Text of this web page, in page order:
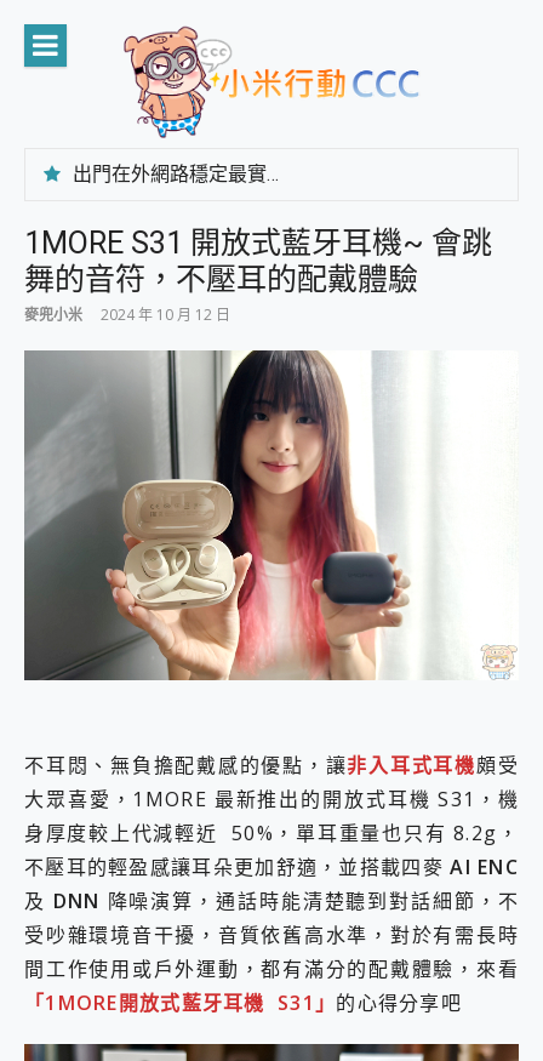
content
出門在外網路穩定最實在 「台灣大哥大」榮獲 4G/5G 在線率全球 NO.3 全台第一與全台六冠王實測心得，走到哪順到哪！
CP 值天花板~ Bongcom BS5 足球君開箱~ 短焦投影機 3千元就能擁有！ 折扣碼在這～
專為 PC上的 XBOX和掌機設計的 FireCuda X1070 SSD 固態硬碟開箱 評測
台灣製攝影機在這裡，100%全無線設計 SpotCam Solo Eco 太陽能防水雲端攝影機 SpotCam Solo 3 2.5K高畫質戶外攝影機 開箱 評測
防窺黑科技 Galaxy S26 Ultra系列保護貼怎麼選？imos AR 低反光玻璃、藍寶石鏡頭貼與軍規防摔殼完整開箱評價
AI 支付 一錶搞定大小事 Xiaomi Watch 5 開箱 評測
超驚艷 讓人一眼就愛上 LENOVO 聯想 Yoga Book 9 14吋 AI輕薄筆電 開箱 評測
美到讓人超想擁有 moto pad 60 系列 與 Moto | Swarovski razr 60 冰藍限定版本 開箱 評測
好用的 EaseUS Partition Master 讓您輕鬆的移除與格式化有防寫保護的隨身碟或SD卡
一鍵修復模糊影片、舊照的 AI 好幫手! VideoProc Converter AI 新版全解析 × 年末優惠，一篇全看懂
開箱~變身「蜘蛛人」椅子軍師！MSI MPG 491CQP QD-OLED 超寬曲面電競螢幕，多工辦公、爽度滿滿的終極桌面體驗
小巧好吸不擋鏡頭 有Qi2認證的 ONPRO MagReact MXs2 5000mAh薄型磁吸無線急速行動電源 開箱 評測
會走動的冷暖氣 SONY REON POCKET PRO 穿戴式智慧冷暖調溫裝置 開箱 評測
超好用的 PLAUD NotePin AI 智慧錄音膠囊~ 您的AI 秘書已上線 每月免費送你 300分鐘轉寫
COMPUTEX 2025 來囉！AGI亞奇雷 AI・Gaming・創作儲存方案登場，趕快來AGI亞奇雷挑戰任務抽 PS5！
自帶線的 有線無線都能充 ONPRO MagReact M5 10000mAh 5合1 磁吸無線急速行動電源 開箱 評測
飛利浦 JS7310 ⚡【電急便｜行動儲能救車電源】 可靠的旅行夥伴！帶給您優異的安全性與強大供電效能
是螢幕也是電視! 一機超多用途「MSI微星 Modern MD272UPSW 27型」 4K IPS 輕薄商用智慧聯網螢幕 開箱 評測
您的專屬AI 助手 Yoga Slim 7 Aura Edition 觸控AI筆電 開箱 評測
realme 14 Pro 超硬軍規、冰感變色實測，realme 14 5G 遊戲戰鬥值爆表，效能x娛樂全都要！
iPhone、Apple Watch、AirPods耳機 三個設備充電一起搞定 ONPRO MagReact™ M3 3 in 1可攜摺疊無線充電器 開箱 評測
動靜皆宜「HUAWEI FreeArc」開放式耳掛耳機，無感配戴! 超穩超服貼，音質、通話也很優質
好玩好拍 vivo V50 ~ 口袋裡的 Zeiss 潮流攝影棚!
1MORE S31 開放式藍牙耳機~ 會跳
舞的音符，不壓耳的配戴體驗
麥兜小米 2024 年 10 月 12 日
不耳悶、無負擔配戴感的優點，讓非入耳式耳機頗受
大眾喜愛，1MORE 最新推出的開放式耳機 S31，機
身厚度較上代減輕近 50%，單耳重量也只有 8.2g，
不壓耳的輕盈感讓耳朵更加舒適，並搭載四麥AI ENC
及 DNN 降噪演算，通話時能清楚聽到對話細節，不
受吵雜環境音干擾，音質依舊高水準，對於有需長時
間工作使用或戶外運動，都有滿分的配戴體驗，來看
「1MORE開放式藍牙耳機 S31」 的心得分享吧